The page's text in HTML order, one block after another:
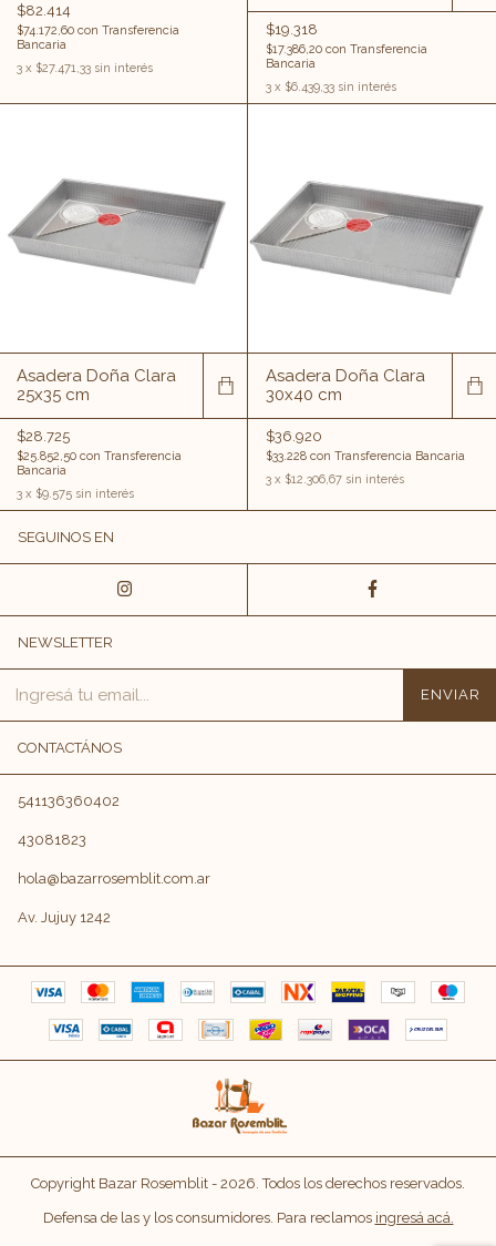
$82.414
$74.172,60 con Transferencia
Bancaria
3 x $27.471,33 sin interés
$19.318
$17.386,20 con Transferencia
Bancaria
3 x $6.439,33 sin interés
Asadera Doña Clara
25x35 cm
$28.725
$25.852,50 con Transferencia
Bancaria
3 x $9.575 sin interés
Asadera Doña Clara
30x40 cm
$36.920
$33.228 con Transferencia Bancaria
3 x $12.306,67 sin interés
SEGUINOS EN
NEWSLETTER
CONTACTÁNOS
541136360402
43081823
hola@bazarrosemblit.com.ar
Av. Jujuy 1242
Copyright Bazar Rosemblit - 2026. Todos los derechos reservados.
Defensa de las y los consumidores. Para reclamos ingresá acá.